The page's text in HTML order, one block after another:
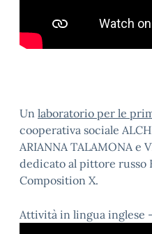
Un laboratorio per le
cooperativa sociale
ARIANNA TALAMONA e
dedicato al pittore russo
Composition X.
Attività in lingua inglese